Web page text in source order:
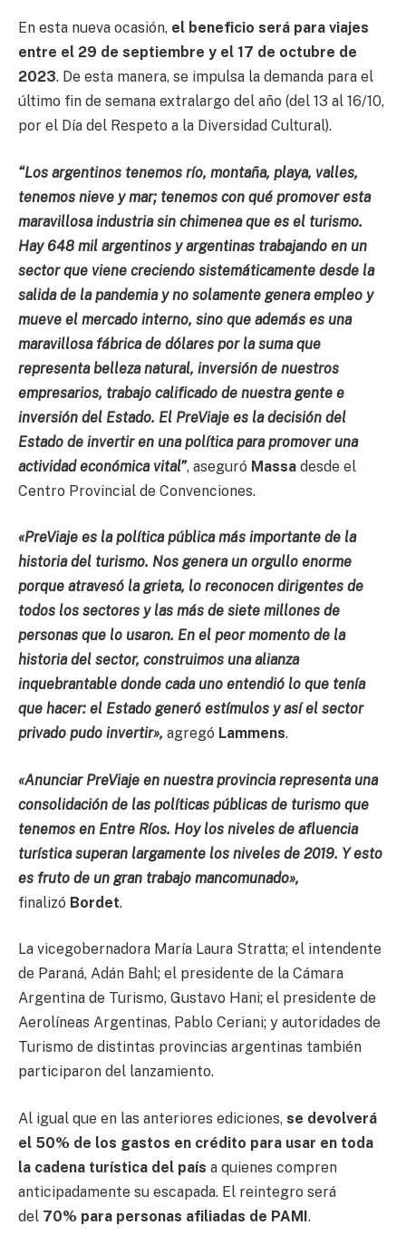
En esta nueva ocasión, el beneficio será para viajes
entre el 29 de septiembre y el 17 de octubre de
2023. De esta manera, se impulsa la demanda para el
último fin de semana extralargo del año (del 13 al 16/10,
por el Día del Respeto a la Diversidad Cultural).
“Los argentinos tenemos río, montaña, playa, valles,
tenemos nieve y mar; tenemos con qué promover esta
maravillosa industria sin chimenea que es el turismo.
Hay 648 mil argentinos y argentinas trabajando en un
sector que viene creciendo sistemáticamente desde la
salida de la pandemia y no solamente genera empleo y
mueve el mercado interno, sino que además es una
maravillosa fábrica de dólares por la suma que
representa belleza natural, inversión de nuestros
empresarios, trabajo calificado de nuestra gente e
inversión del Estado. El PreViaje es la decisión del
Estado de invertir en una política para promover una
actividad económica vital”, aseguró Massa desde el
Centro Provincial de Convenciones.
«PreViaje es la política pública más importante de la
historia del turismo. Nos genera un orgullo enorme
porque atravesó la grieta, lo reconocen dirigentes de
todos los sectores y las más de siete millones de
personas que lo usaron. En el peor momento de la
historia del sector, construimos una alianza
inquebrantable donde cada uno entendió lo que tenía
que hacer: el Estado generó estímulos y así el sector
privado pudo invertir», agregó Lammens.
«Anunciar PreViaje en nuestra provincia representa una
consolidación de las políticas públicas de turismo que
tenemos en Entre Ríos. Hoy los niveles de afluencia
turística superan largamente los niveles de 2019. Y esto
es fruto de un gran trabajo mancomunado»,
finalizó Bordet.
La vicegobernadora María Laura Stratta; el intendente
de Paraná, Adán Bahl; el presidente de la Cámara
Argentina de Turismo, Gustavo Hani; el presidente de
Aerolíneas Argentinas, Pablo Ceriani; y autoridades de
Turismo de distintas provincias argentinas también
participaron del lanzamiento.
Al igual que en las anteriores ediciones, se devolverá
el 50% de los gastos en crédito para usar en toda
la cadena turística del país a quienes compren
anticipadamente su escapada. El reintegro será
del 70% para personas afiliadas de PAMI.